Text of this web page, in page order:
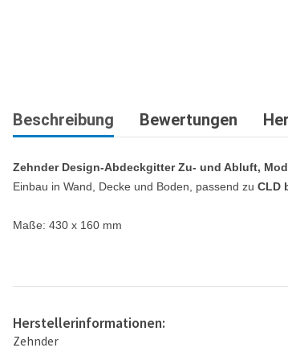
Beschreibung Bewertungen
Zehnder Design-Abdeckgitter Zu- und Abluft,
Einbau in Wand, Decke und Boden, passend zu CLD
Maße: 430 x 160 mm
Herstellerinformationen:
Zehnder